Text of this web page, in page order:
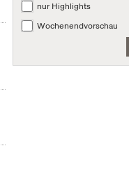
nur Highlights
Wochenendvorschau